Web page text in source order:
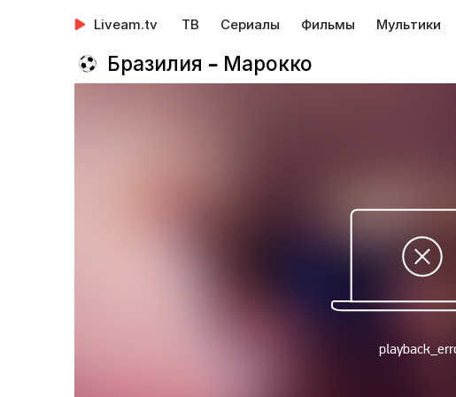
Liveam.tv ТВ Сериалы Фильмы Мультики
Бразилия – Марокко